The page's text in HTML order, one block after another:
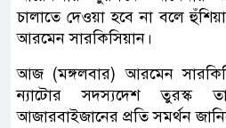
চালাতে দেওয়া হবে না বলে
আরমেন সারকিসিয়ান।
আজ (মঙ্গলবার) আরমেন
ন্যাটোর সদস্যদেশ তুরস্ক
আজারবাইজানের প্রতি সমর্থন